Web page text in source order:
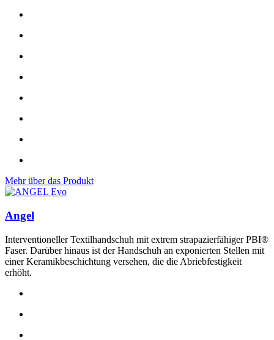
Mehr über das Produkt
Angel
Interventioneller Textilhandschuh mit extrem strapazierfähiger PBI®
Faser. Darüber hinaus ist der Handschuh an exponierten Stellen mit
einer Keramikbeschichtung versehen, die die Abriebfestigkeit
erhöht.